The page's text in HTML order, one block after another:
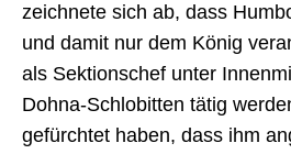
zeichnete sich ab, dass
und damit nur dem König
als Sektionschef unter
Dohna-Schlobitten tätig
gefürchtet haben, dass ihm